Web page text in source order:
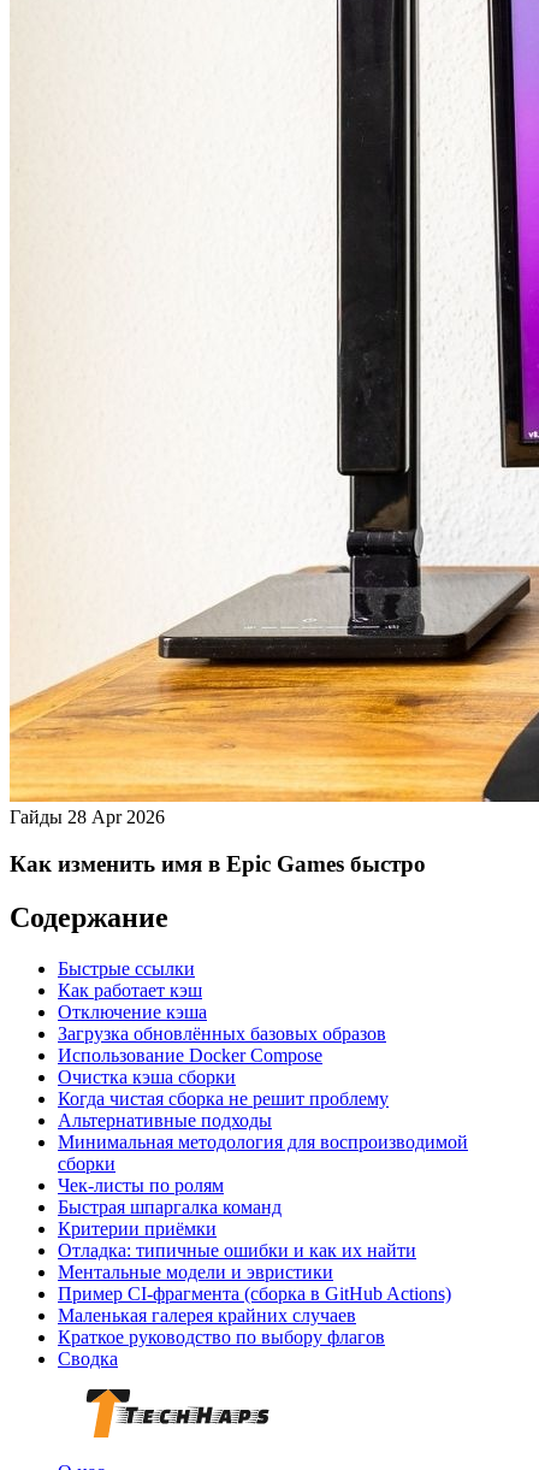
Гайды 28 Apr 2026
Как изменить имя в Epic Games быстро
Содержание
Быстрые ссылки
Как работает кэш
Отключение кэша
Загрузка обновлённых базовых образов
Использование Docker Compose
Очистка кэша сборки
Когда чистая сборка не решит проблему
Альтернативные подходы
Минимальная методология для воспроизводимой
сборки
Чек-листы по ролям
Быстрая шпаргалка команд
Критерии приёмки
Отладка: типичные ошибки и как их найти
Ментальные модели и эвристики
Пример CI-фрагмента (сборка в GitHub Actions)
Маленькая галерея крайних случаев
Краткое руководство по выбору флагов
Сводка